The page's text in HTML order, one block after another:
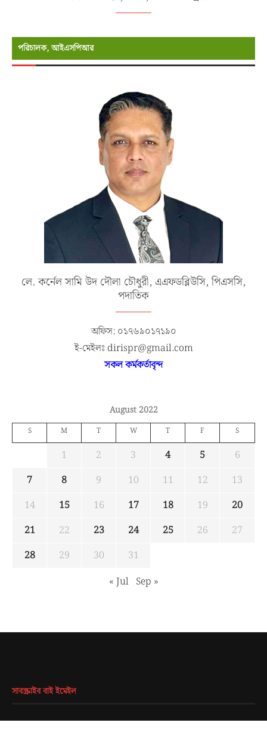
পরিচালক, আইএসপিআর
লে. কর্নেল সামি উদ দৌলা চৌধুরী, এএফডব্লিউসি, পিএসসি,
পদাতিক
অফিস: ০১৭৬৯০১৭১৯০
ই-মেইলঃ dirispr@gmail.com
সকল কর্মকর্তাবৃন্দ
August 2022
S M T W T F S
1 2 3 4 5
6
7
8 9 10 11 12
13
14
15 16 17 18 19
20
21
22 23 24 25 26
27
28
29 30
31
« Jul Sep »
সাবস্ক্রাইব বাই ইমেইল